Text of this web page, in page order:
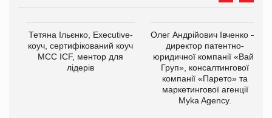
Тетяна Ільєнко, Executive-
коуч, сертифікований коуч
МСС ICF, ментор для
лідерів
Олег Андрійович Івченко —
директор патентно-
юридичної компанії «Вайз
Груп», консалтингової
компанії «Парето» та
маркетингової агенції
Myka Agency.